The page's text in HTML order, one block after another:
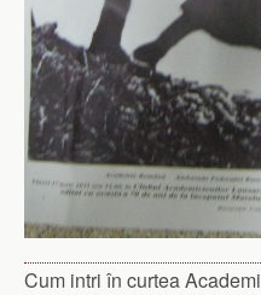
Cum intri în curtea